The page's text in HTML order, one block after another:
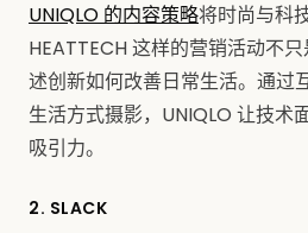
UNIQLO 的内容策略将时尚与科
HEATTECH 这样的营销活动不
述创新如何改善日常生活。通过
生活方式摄影，UNIQLO 让技术
吸引力。
2. SLACK